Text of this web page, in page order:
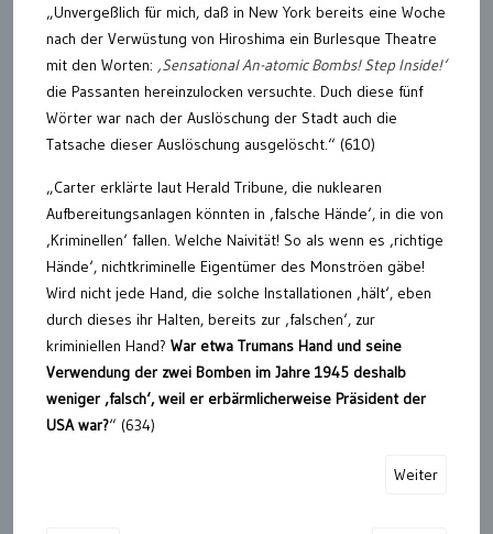
„Unvergeßlich für mich, daß in New York bereits eine Woche
nach der Verwüstung von Hiroshima ein Burlesque Theatre
mit den Worten: ‚Sensational An-atomic Bombs! Step Inside!‘
die Passanten hereinzulocken versuchte. Duch diese fünf
Wörter war nach der Auslöschung der Stadt auch die
Tatsache dieser Auslöschung ausgelöscht.“ (610)
„Carter erklärte laut Herald Tribune, die nuklearen
Aufbereitungsanlagen könnten in ‚falsche Hände‘, in die von
‚Kriminellen‘ fallen. Welche Naivität! So als wenn es ‚richtige
Hände‘, nichtkriminelle Eigentümer des Monströen gäbe!
Wird nicht jede Hand, die solche Installationen ‚hält‘, eben
durch dieses ihr Halten, bereits zur ‚falschen‘, zur
kriminiellen Hand? War etwa Trumans Hand und seine
Verwendung der zwei Bomben im Jahre 1945 deshalb
weniger ‚falsch‘, weil er erbärmlicherweise Präsident der
USA war?“ (634)
Weiter